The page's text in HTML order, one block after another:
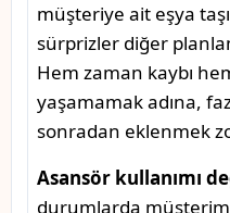
müşteriye ait eşya
sürprizler diğer
Hem zaman kaybı
yaşamamak adına,
sonradan eklenmek
Asansör kullanımı
durumlarda